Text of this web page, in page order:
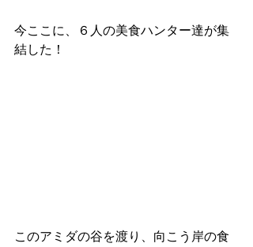
今ここに、６人の美食ハンター達が集
結した！
このアミダの谷を渡り、向こう岸の食